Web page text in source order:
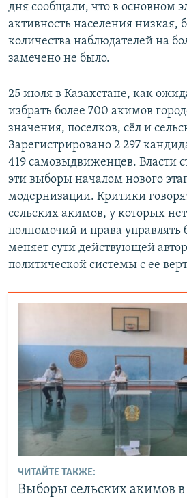
дня сообщали, что в основном
активность населения низкая,
количества наблюдателей на
замечено не было.
25 июля в Казахстане, как
избрать более 700 акимов
значения, поселков, сёл и
Зарегистрировано 2 297
419 самовыдвиженцев. Власти
эти выборы началом нового
модернизации. Критики
сельских акимов, у которых
полномочий и права
меняет сути действующей
политической системы с ее
ЧИТАЙТЕ ТАКЖЕ:
Выборы сельских акимов в